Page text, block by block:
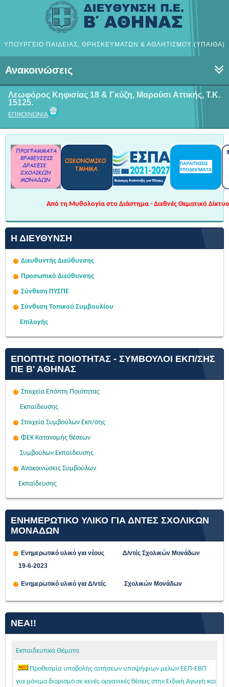
ΥΠΟΥΡΓΕΙΟ ΠΑΙΔΕΙΑΣ, ΘΡΗΣΚΕΥΜΑΤΩΝ & ΑΘΛΗΤΙΣΜΟΥ (ΥΠΑΙΘΑ)
Ανακοινώσεις
Λεωφόρος Κηφισίας 18 & Γκύζη, Μαρούσι Αττικής, Τ.Κ.
15125.
ΕΠΙΚΟΙΝΩΝΙΑ
Από τη Μυθολογία στο Διάστημα - Διεθνές Θεματικό
Η ΔΙΕΎΘΥΝΣΗ
Διευθυντής Διεύθυνσης
Προσωπικό Διεύθυνσης
Σύνθεση ΠΥΣΠΕ
Σύνθεση Τοπικού Συμβουλίου
Επιλογής
ΕΠΌΠΤΗΣ ΠΟΙΌΤΗΤΑΣ - ΣΎΜΒΟΥΛΟΙ ΕΚΠ/ΣΗΣ
ΠΕ Β' ΑΘΉΝΑΣ
Στοιχεία Επόπτη Ποιότητας
Εκπαίδευσης
Στοιχεία Συμβούλων Εκπ/σης
ΦΕΚ Κατανομής θέσεων
Συμβούλων Εκπαίδευσης
Ανακοινώσεις Συμβούλων
Εκπαίδευσης
ΕΝΗΜΕΡΩΤΙΚΟ ΥΛΙΚΟ ΓΙΑ ΔΝΤΕΣ ΣΧΟΛΙΚΩΝ
ΜΟΝΑΔΩΝ
Ενημερωτικό υλικό για νέους Δ/ντές Σχολικών Μονάδων
19-6-2023
Ενημερωτικό υλικό για Δ/ντές Σχολικών Μονάδων
ΝΈΑ!!
Εκπαιδευτικά Θέματα
Προθεσμία υποβολής αιτήσεων υποψήφιων μελών ΕΕΠ-ΕΒΠ
για μόνιμο διορισμό σε κενές οργανικές θέσεις στην Ειδική Αγωγή και